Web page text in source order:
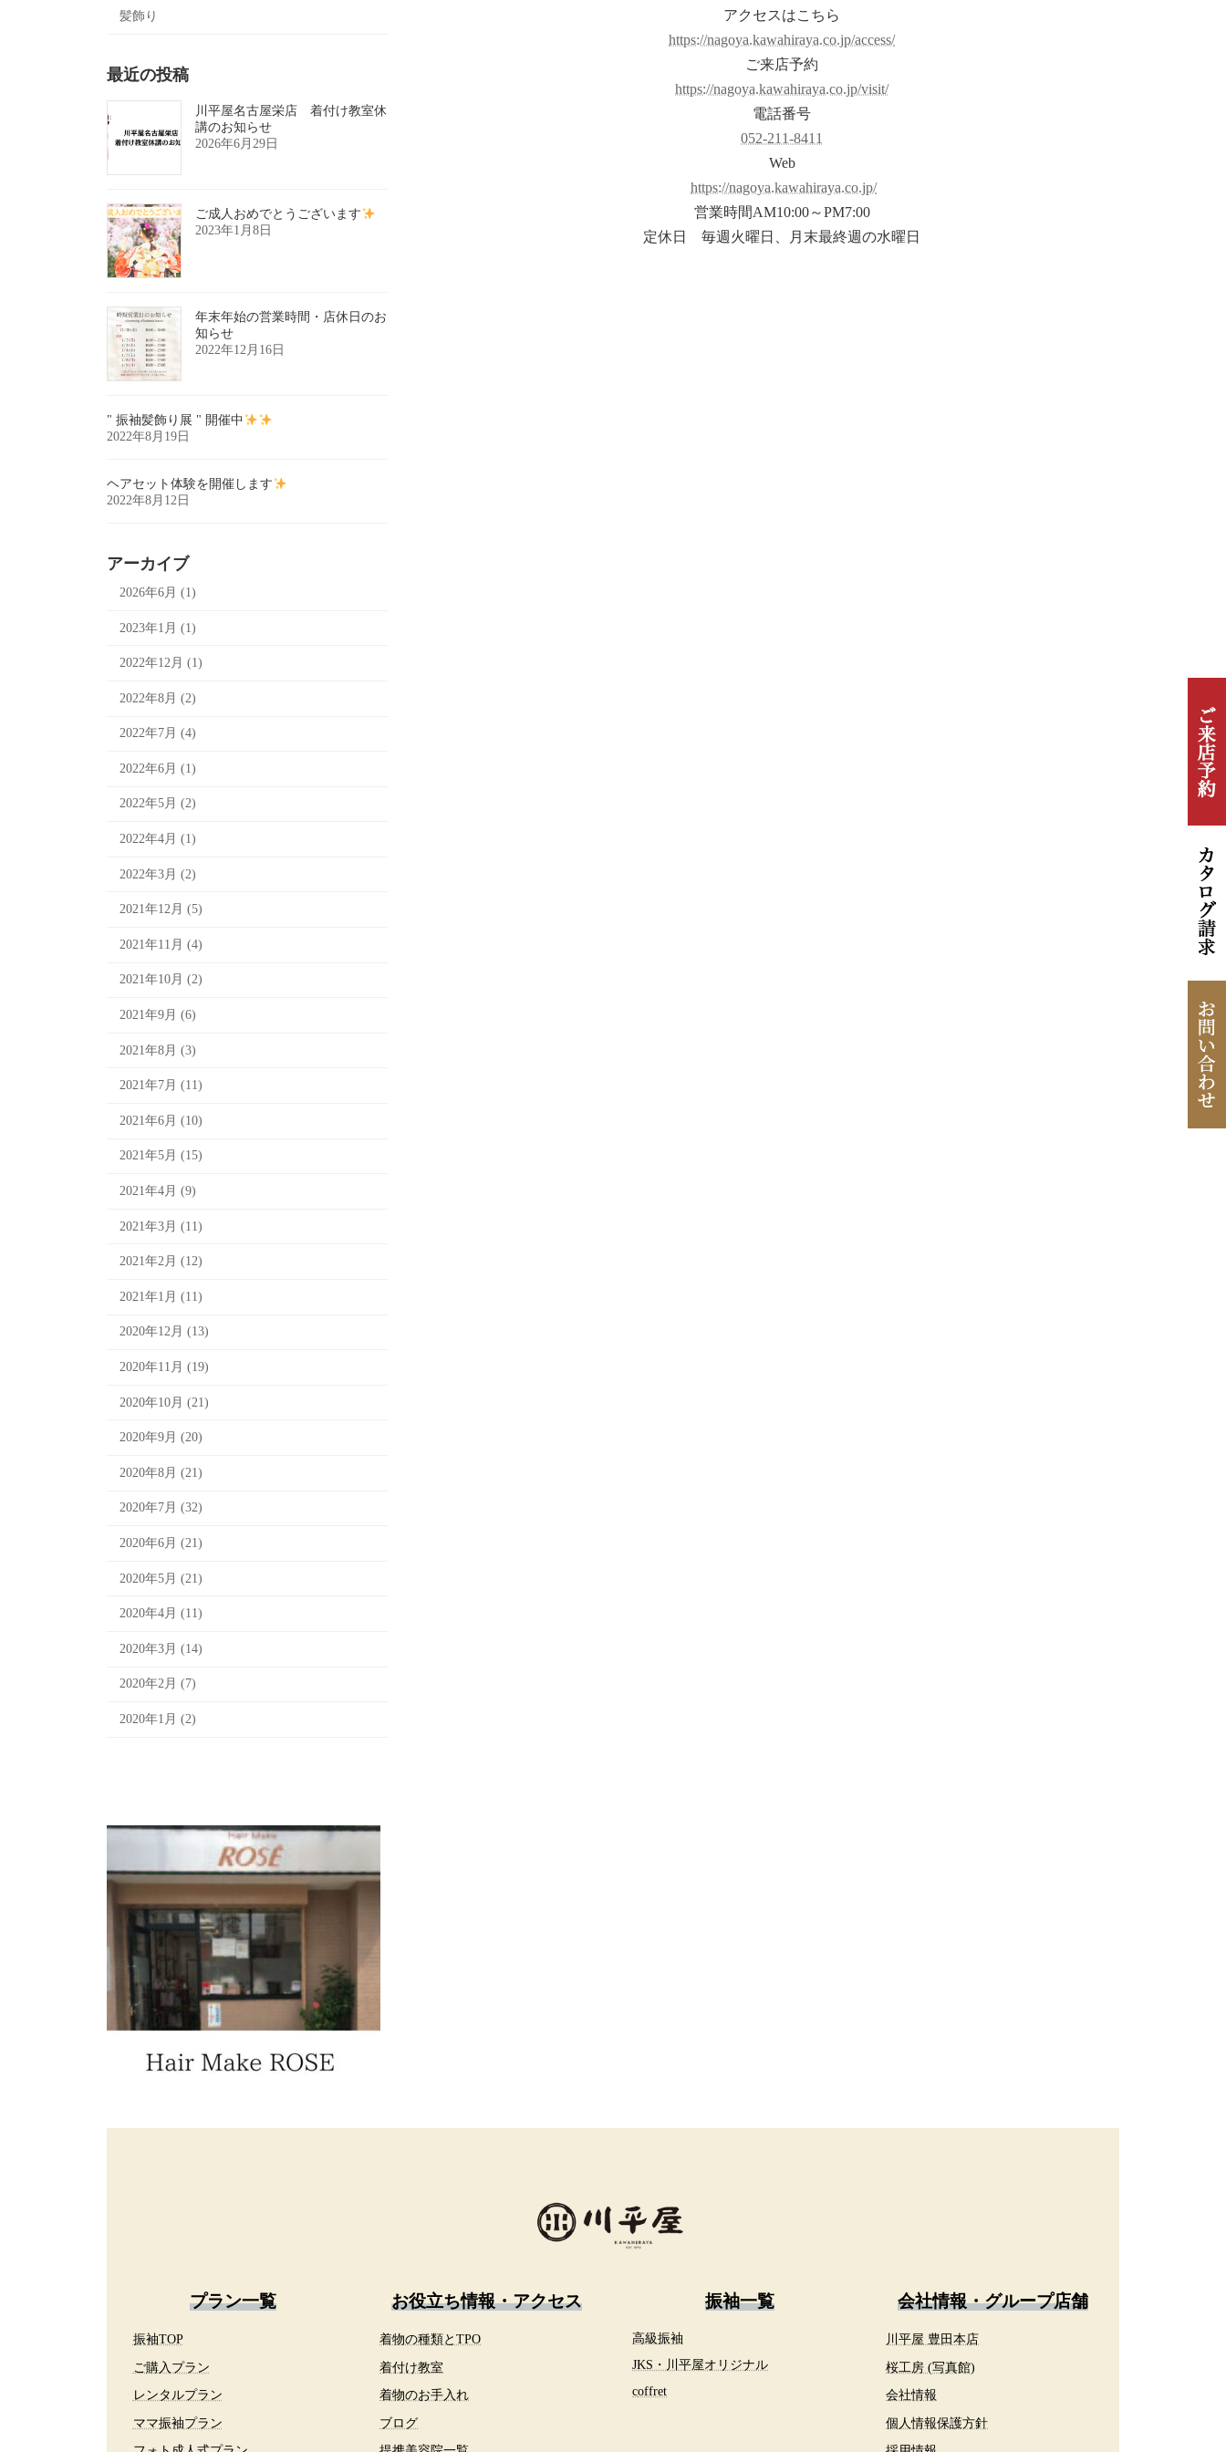
アクセスはこちら
https://nagoya.kawahiraya.co.jp/access/
ご来店予約
https://nagoya.kawahiraya.co.jp/visit/
電話番号
052-211-8411
Web
https://nagoya.kawahiraya.co.jp/
営業時間AM10:00～PM7:00
定休日 毎週火曜日、月末最終週の水曜日
髪飾り
最近の投稿
川平屋名古屋栄店 着付け教室休
講のお知らせ
2026年6月29日
ご成人おめでとうございます
2023年1月8日
年末年始の営業時間・店休日のお
知らせ
2022年12月16日
" 振袖髪飾り展 " 開催中
2022年8月19日
ヘアセット体験を開催します
2022年8月12日
アーカイブ
2026年6月 (1)
2023年1月 (1)
2022年12月 (1)
2022年8月 (2)
2022年7月 (4)
2022年6月 (1)
2022年5月 (2)
2022年4月 (1)
2022年3月 (2)
2021年12月 (5)
2021年11月 (4)
2021年10月 (2)
2021年9月 (6)
2021年8月 (3)
2021年7月 (11)
2021年6月 (10)
2021年5月 (15)
2021年4月 (9)
2021年3月 (11)
2021年2月 (12)
2021年1月 (11)
2020年12月 (13)
2020年11月 (19)
2020年10月 (21)
2020年9月 (20)
2020年8月 (21)
2020年7月 (32)
2020年6月 (21)
2020年5月 (21)
2020年4月 (11)
2020年3月 (14)
2020年2月 (7)
2020年1月 (2)
プラン一覧
振袖TOP
ご購入プラン
レンタルプラン
ママ振袖プラン
お役立ち情報・アクセス
着物の種類とTPO
着付け教室
着物のお手入れ
ブログ
振袖一覧
高級振袖
JKS・川平屋オリジナル
coffret
会社情報・グループ店舗
川平屋 豊田本店
桜工房 (写真館)
会社情報
個人情報保護方針